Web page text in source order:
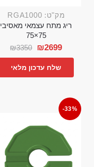
מק"ט: RGA1000
ריג מתח עצמאי מאסיבי
75×75
₪3350 ₪2699
שלח עדכון מלאי
-33%